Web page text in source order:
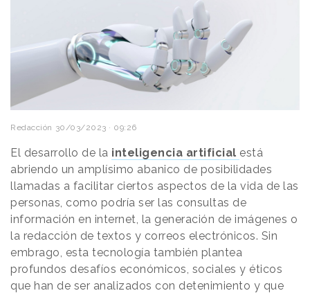
Redacción 30/03/2023 · 09:26
El desarrollo de la inteligencia artificial está
abriendo un amplísimo abanico de posibilidades
llamadas a facilitar ciertos aspectos de la vida de las
personas, como podría ser las consultas de
información en internet, la generación de imágenes o
la redacción de textos y correos electrónicos. Sin
embrago, esta tecnología también plantea
profundos desafíos económicos, sociales y éticos
que han de ser analizados con detenimiento y que